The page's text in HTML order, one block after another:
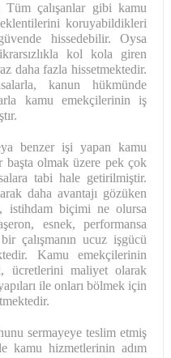
Tüm çalışanlar gibi kamu
koruyabildikleri
hissedebilir. Oysa
kol kola giren
daha fazla hissetmektedir.
kanun hükmünde
kamu emekçilerinin iş
benzer işi yapan kamu
başta olmak üzere pek çok
tabi hale getirilmiştir.
daha avantajı gözüken
istihdam biçimi ne olursa
esnek, performansa
çalışmanın ucuz işgücü
Kamu emekçilerinin
ücretlerini maliyet olarak
ile onları bölmek için
sermayeye teslim etmiş
kamu hizmetlerinin adım